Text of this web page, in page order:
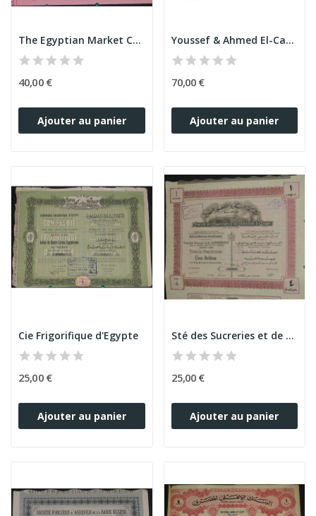
The Egyptian Market Cy (rose)
40,00 €
Ajouter au panier
Youssef & Ahmed El-Cammal
70,00 €
Ajouter au panier
Cie Frigorifique d'Egypte
25,00 €
Ajouter au panier
Sté des Sucreries et de Distillerie d'Egypte
25,00 €
Ajouter au panier